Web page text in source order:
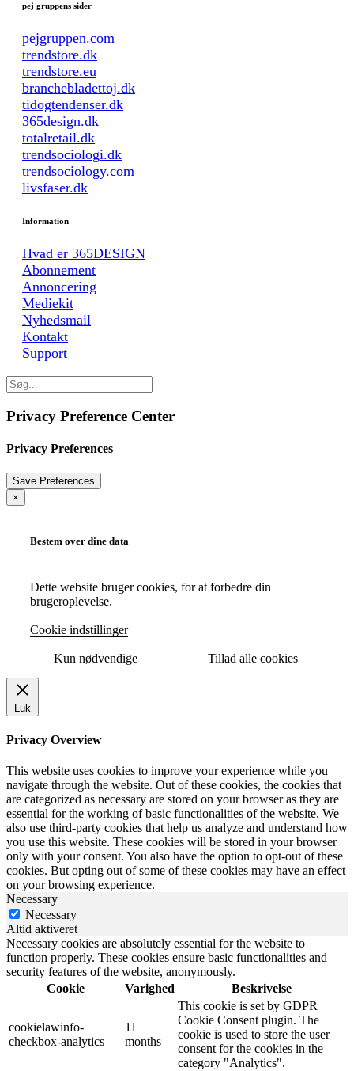
pej gruppens sider
pejgruppen.com
trendstore.dk
trendstore.eu
branchebladettoj.dk
tidogtendenser.dk
365design.dk
totalretail.dk
trendsociologi.dk
trendsociology.com
livsfaser.dk
Information
Hvad er 365DESIGN
Abonnement
Annoncering
Mediekit
Nyhedsmail
Kontakt
Support
Privacy Preference Center
Privacy Preferences
×
Bestem over dine data
Dette website bruger cookies, for at forbedre din
brugeroplevelse.
Cookie indstillinger
Kun nødvendige Tillad alle cookies
Luk
Privacy Overview
This website uses cookies to improve your experience while you
navigate through the website. Out of these cookies, the cookies that
are categorized as necessary are stored on your browser as they are
essential for the working of basic functionalities of the website. We
also use third-party cookies that help us analyze and understand how
you use this website. These cookies will be stored in your browser
only with your consent. You also have the option to opt-out of these
cookies. But opting out of some of these cookies may have an effect
on your browsing experience.
Necessary
Necessary
Altid aktiveret
Necessary cookies are absolutely essential for the website to
function properly. These cookies ensure basic functionalities and
security features of the website, anonymously.
Cookie
Varighed Beskrivelse
cookielawinfo-
checkbox-analytics
11
months
This cookie is set by GDPR
Cookie Consent plugin. The
cookie is used to store the user
consent for the cookies in the
category "Analytics".